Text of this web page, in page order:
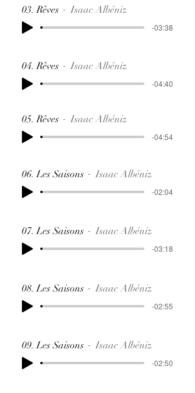
03. Rêves Isaac Albéniz
-03:38
04. Rêves Isaac Albéniz
-04:40
05. Rêves Isaac Albéniz
-04:54
06. Les Saisons Isaac Albéniz
-02:04
07. Les Saisons Isaac Albéniz
-03:18
08. Les Saisons Isaac Albéniz
-02:55
09. Les Saisons Isaac Albéniz
-02:50